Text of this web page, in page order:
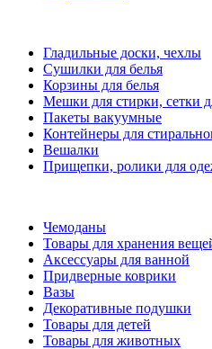
Гладильные доски, чехлы
Сушилки для белья
Корзины для белья
Мешки для стирки, сетки
Пакеты вакуумные
Контейнеры для
Вешалки
Прищепки, ролики для
Чемоданы
Товары для хранения
Аксессуары для ванной
Придверные коврики
Вазы
Декоративные подушки
Товары для детей
Товары для животных